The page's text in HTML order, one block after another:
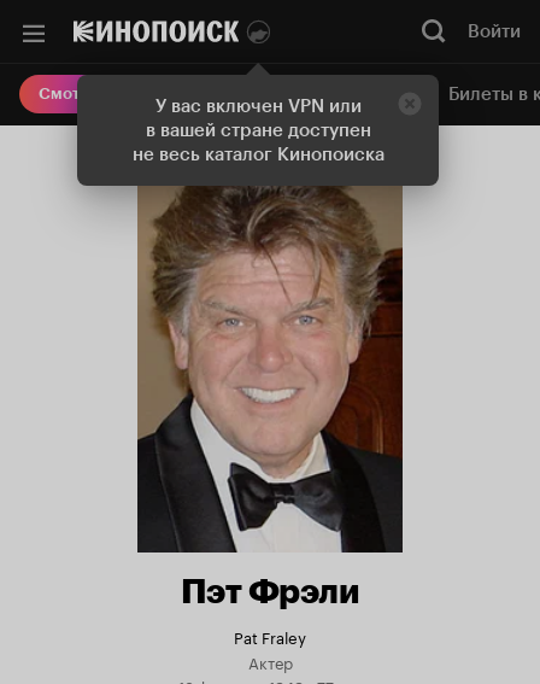
У вас включен VPN или
в вашей стране доступен
не весь каталог Кинопоиска
Войти
Смотреть кино Онлайн-кинотеатр Билеты в
Пэт Фрэли
Pat Fraley
Актер